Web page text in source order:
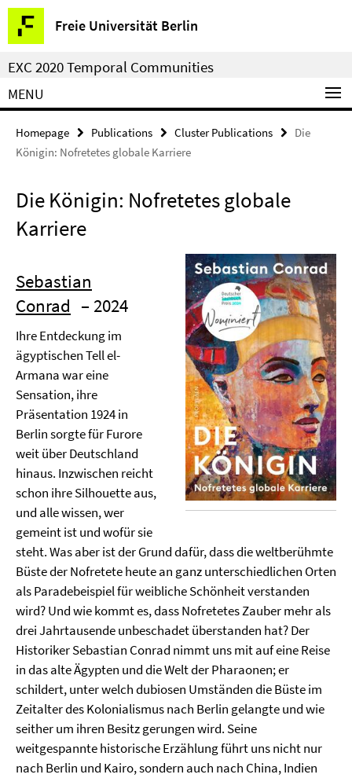
Springe
direkt
zu
Inhalt
Freie Universität Berlin
Service
Navigation
EXC 2020 Temporal Communities
MENU
Homepage Publications Cluster Publications
Die
Königin: Nofretetes globale Karriere
Die Königin: Nofretetes globale
Karriere
Sebastian
Conrad – 2024
Ihre Entdeckung im
ägyptischen Tell el-
Armana war eine
Sensation, ihre
Präsentation 1924 in
Berlin sorgte für Furore
weit über Deutschland
hinaus. Inzwischen reicht
schon ihre Silhouette aus,
und alle wissen, wer
gemeint ist und wofür sie
steht. Was aber ist der Grund dafür, dass die weltberühmte
Büste der Nofretete heute an ganz unterschiedlichen Orten
als Paradebeispiel für weibliche Schönheit verstanden
wird? Und wie kommt es, dass Nofretetes Zauber mehr als
drei Jahrtausende unbeschadet überstanden hat? Der
Historiker Sebastian Conrad nimmt uns mit auf eine Reise
in das alte Ägypten und die Welt der Pharaonen; er
schildert, unter welch dubiosen Umständen die Büste im
Zeitalter des Kolonialismus nach Berlin gelangte und wie
seither um ihren Besitz gerungen wird. Seine
weitgespannte historische Erzählung führt uns nicht nur
nach Berlin und Kairo, sondern auch nach China, Indien